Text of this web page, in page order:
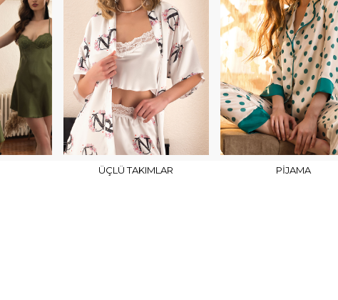
ÜÇLÜ TAKIMLAR PİJAMA